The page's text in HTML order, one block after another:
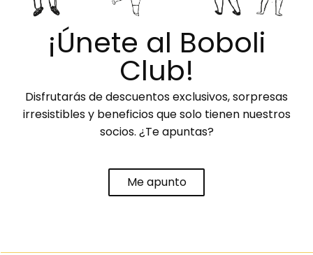
¡Únete al Boboli
Club!
Disfrutarás de descuentos exclusivos, sorpresas
irresistibles y beneficios que solo tienen nuestros
socios. ¿Te apuntas?
Me apunto